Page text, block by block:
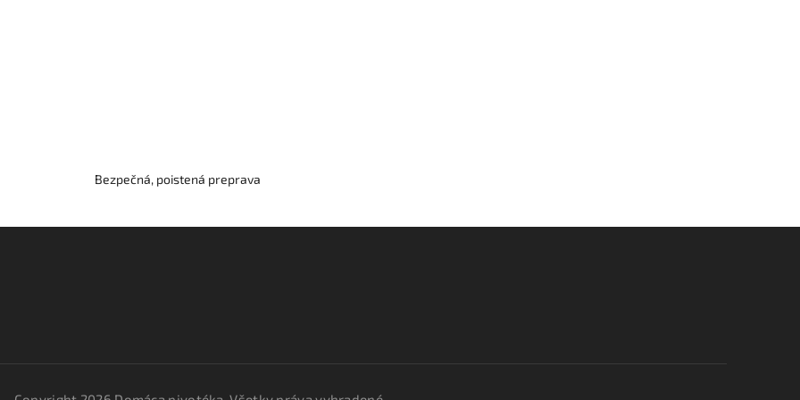
Bezpečná, poistená preprava